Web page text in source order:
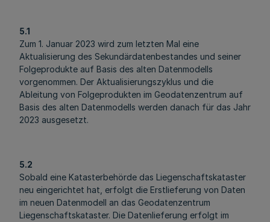
5.1
Zum 1. Januar 2023 wird zum letzten Mal eine
Aktualisierung des Sekundärdatenbestandes und seiner
Folgeprodukte auf Basis des alten Datenmodells
vorgenommen. Der Aktualisierungszyklus und die
Ableitung von Folgeprodukten im Geodatenzentrum auf
Basis des alten Datenmodells werden danach für das Jahr
2023 ausgesetzt.
5.2
Sobald eine Katasterbehörde das Liegenschaftskataster
neu eingerichtet hat, erfolgt die Erstlieferung von Daten
im neuen Datenmodell an das Geodatenzentrum
Liegenschaftskataster. Die Datenlieferung erfolgt im